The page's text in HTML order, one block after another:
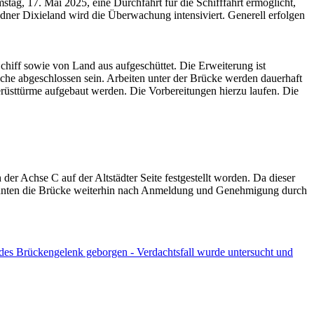
Dixieland wird die Überwachung intensiviert. Generell erfolgen
sowie von Land aus aufgeschüttet. Die Erweiterung ist
abgeschlossen sein. Arbeiten unter der Brücke werden dauerhaft
aufgebaut werden. Die Vorbereitungen hierzu laufen. Die
Achse C auf der Altstädter Seite festgestellt worden. Da dieser
die Brücke weiterhin nach Anmeldung und Genehmigung durch
Brückengelenk geborgen - Verdachtsfall wurde untersucht und